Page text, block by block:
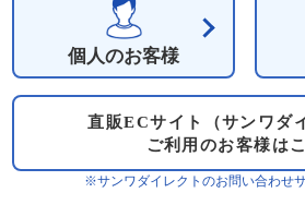
個人のお客様
直販ECサイト（サンワダ
ご利用のお客様は
※サンワダイレクトのお問い合わせ